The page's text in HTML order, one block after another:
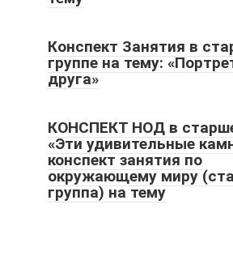
Конспект Занятия в
группе на тему:
друга»
КОНСПЕКТ НОД в
«Эти удивительные
конспект занятия по
окружающему миру
группа) на тему